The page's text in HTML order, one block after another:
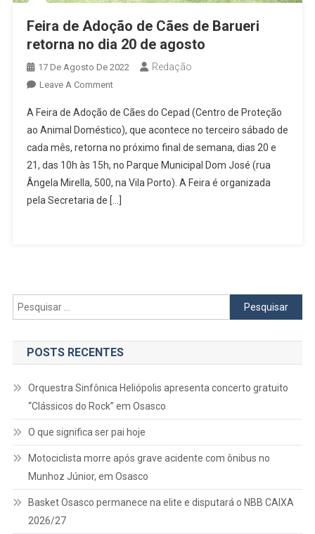
Feira de Adoção de Cães de Barueri
retorna no dia 20 de agosto
17 De Agosto De 2022 Redação
Leave A CommentOn
De
Adoção
De
Cães
De
Barueri
Agosto
A Feira de Adoção de Cães do Cepad (Centro de Proteção
ao Animal Doméstico), que acontece no terceiro sábado de
cada mês, retorna no próximo final de semana, dias 20 e
21, das 10h às 15h, no Parque Municipal Dom José (rua
Ângela Mirella, 500, na Vila Porto). A Feira é organizada
pela Secretaria de […]
Pesquisar
por:
POSTS RECENTES
Orquestra Sinfônica Heliópolis apresenta concerto gratuito
“Clássicos do Rock” em Osasco
O que significa ser pai hoje
Motociclista morre após grave acidente com ônibus no
Munhoz Júnior, em Osasco
Basket Osasco permanece na elite e disputará o NBB CAIXA
2026/27